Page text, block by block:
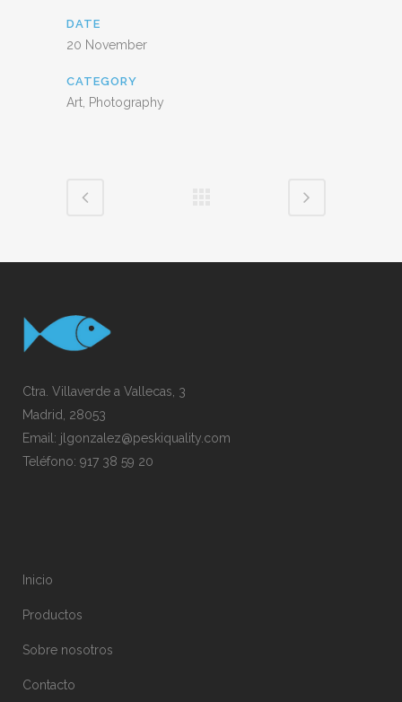
DATE
20 November
CATEGORY
Art, Photography
Ctra. Villaverde a Vallecas, 3
Madrid, 28053
Email: jlgonzalez@peskiquality.com
Teléfono: 917 38 59 20
Inicio
Productos
Sobre nosotros
Contacto